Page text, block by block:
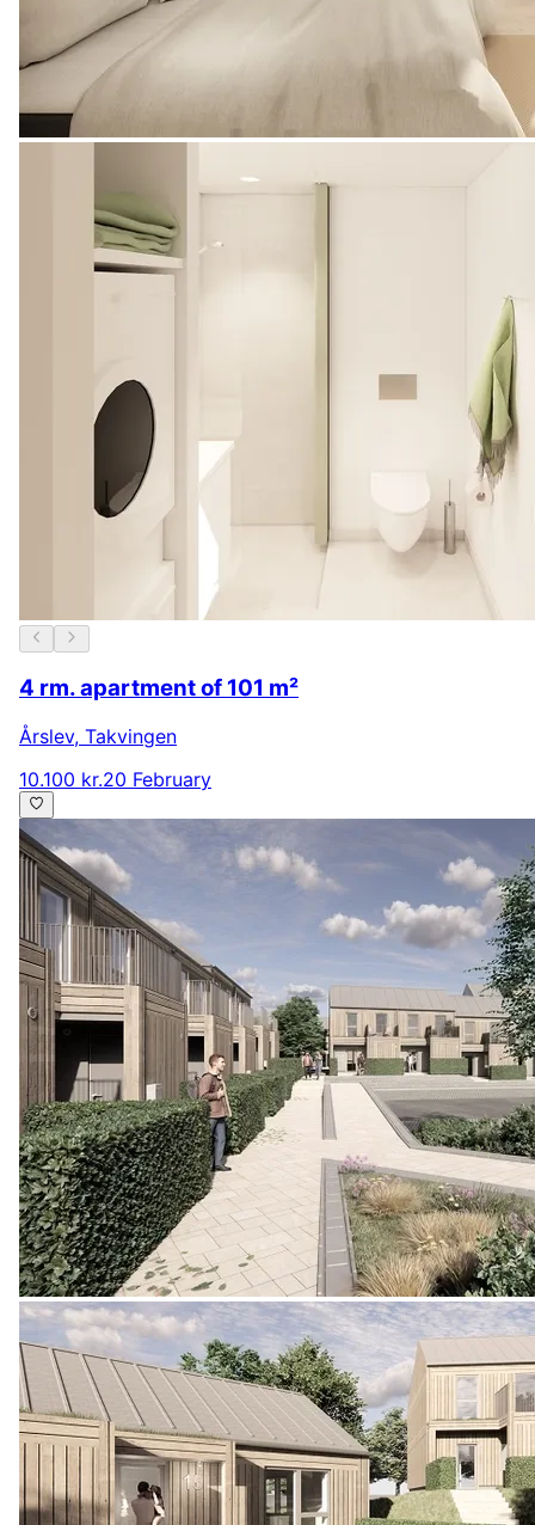
4 rm. apartment of 101 m²
Årslev, Takvingen
10.100 kr.20 February